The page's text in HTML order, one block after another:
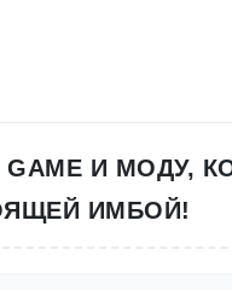
GAME И МОДУ,
ИМБОЙ!